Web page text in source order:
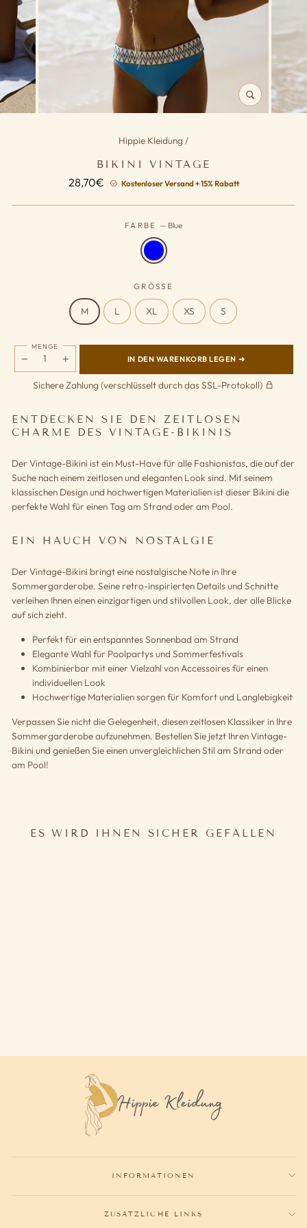
SCHLIESSEN (
ESC)
Hippie Kleidung /
BIKINI VINTAGE
28,70€ Normaler
Kostenloser Versand + 15% Rabatt
FARBE — Blue
GRÖSSE
M L XL XS S
MENGE
IN DEN WARENKORB LEGEN ➜
Sichere Zahlung (verschlüsselt durch das SSL-Protokoll)
ENTDECKEN SIE DEN ZEITLOSEN
CHARME DES VINTAGE-BIKINIS
Der Vintage-Bikini ist ein Must-Have für alle Fashionistas, die auf der
Suche nach einem zeitlosen und eleganten Look sind. Mit seinem
klassischen Design und hochwertigen Materialien ist dieser Bikini die
perfekte Wahl für einen Tag am Strand oder am Pool.
EIN HAUCH VON NOSTALGIE
Der Vintage-Bikini bringt eine nostalgische Note in Ihre
Sommergarderobe. Seine retro-inspirierten Details und Schnitte
verleihen Ihnen einen einzigartigen und stilvollen Look, der alle Blicke
auf sich zieht.
Perfekt für ein entspanntes Sonnenbad am Strand
Elegante Wahl für Poolpartys und Sommerfestivals
Kombinierbar mit einer Vielzahl von Accessoires für einen
individuellen Look
Hochwertige Materialien sorgen für Komfort und Langlebigkeit
Verpassen Sie nicht die Gelegenheit, diesen zeitlosen Klassiker in Ihre
Sommergarderobe aufzunehmen. Bestellen Sie jetzt Ihren Vintage-
Bikini und genießen Sie einen unvergleichlichen Stil am Strand oder
am Pool!
ES WIRD IHNEN SICHER GEFALLEN
INFORMATIONEN
ZUSÄTZLICHE LINKS